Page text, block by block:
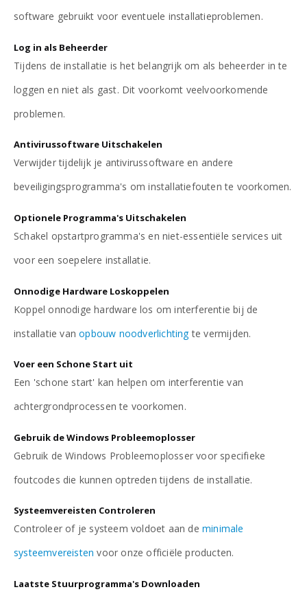
software gebruikt voor eventuele installatieproblemen.
Log in als Beheerder
Tijdens de installatie is het belangrijk om als beheerder in te
loggen en niet als gast. Dit voorkomt veelvoorkomende
problemen.
Antivirussoftware Uitschakelen
Verwijder tijdelijk je antivirussoftware en andere
beveiligingsprogramma's om installatiefouten te voorkomen.
Optionele Programma's Uitschakelen
Schakel opstartprogramma's en niet-essentiële services uit
voor een soepelere installatie.
Onnodige Hardware Loskoppelen
Koppel onnodige hardware los om interferentie bij de
installatie vanopbouw noodverlichtingte vermijden.
Voer een Schone Start uit
Een 'schone start' kan helpen om interferentie van
achtergrondprocessen te voorkomen.
Gebruik de Windows Probleemoplosser
Gebruik de Windows Probleemoplosser voor specifieke
foutcodes die kunnen optreden tijdens de installatie.
Systeemvereisten Controleren
Controleer of je systeem voldoet aan de minimale
systeemvereisten voor onze officiële producten.
Laatste Stuurprogramma's Downloaden